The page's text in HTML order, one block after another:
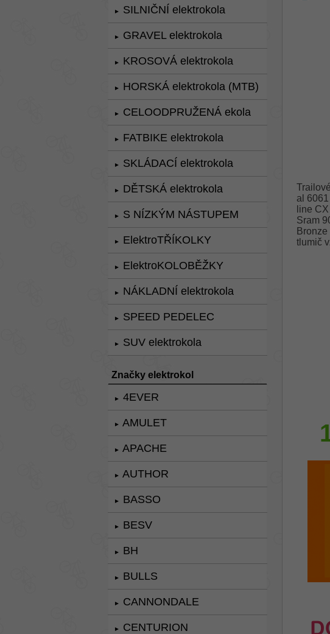
► SILNIČNÍ elektrokola
► GRAVEL elektrokola
► KROSOVÁ elektrokola
► HORSKÁ elektrokola (MTB)
► CELOODPRUŽENÁ ekola
► FATBIKE elektrokola
► SKLÁDACÍ elektrokola
► DĚTSKÁ elektrokola
► S NÍZKÝM NÁSTUPEM
► ElektroTŘÍKOLKY
► ElektroKOLOBĚŽKY
► NÁKLADNÍ elektrokola
► SPEED PEDELEC
► SUV elektrokola
Značky elektrokol
► 4EVER
► AMULET
► APACHE
► AUTHOR
► BASSO
► BESV
► BH
► BULLS
► CANNONDALE
► CENTURION
al
line
Sram
tlumič